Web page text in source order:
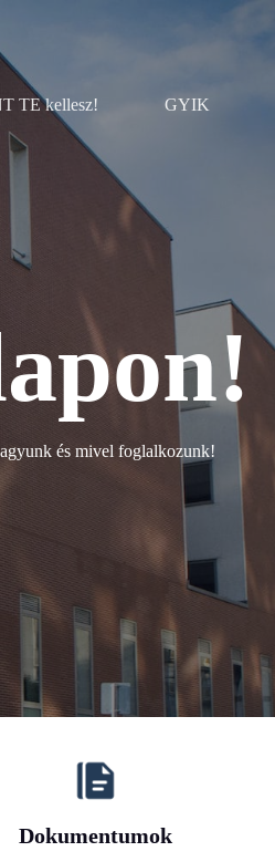
TE kellesz! GYIK
és mivel foglalkozunk!
Dokumentumok